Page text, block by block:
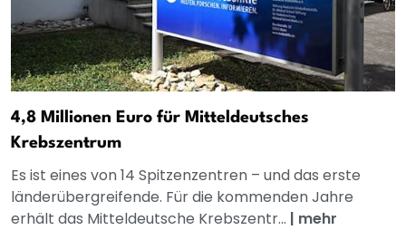
4,8 Millionen Euro für Mitteldeutsches
Krebszentrum
Es ist eines von 14 Spitzenzentren – und das erste
länderübergreifende. Für die kommenden Jahre
erhält das Mitteldeutsche Krebszentr... | mehr